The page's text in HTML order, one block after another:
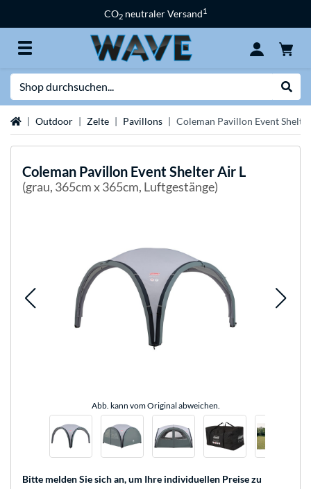
CO2 neutraler Versand1
StartseiteOutdoor Zelte Pavillons Coleman Pavillon Event
Coleman Pavillon Event Shelter Air L
(grau, 365cm x 365cm, Luftgestänge)
Abb. kann vom Original abweichen.
Bitte melden Sie sich an, um Ihre individuellen Preise zu